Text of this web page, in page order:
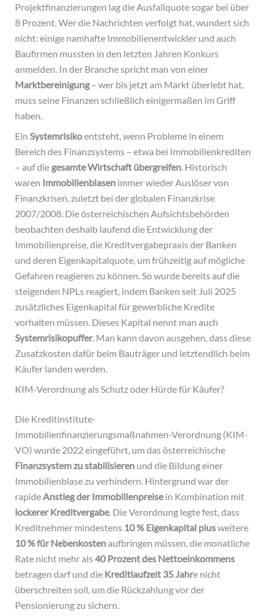
Projektfinanzierungen lag die Ausfallquote sogar bei über
8 Prozent. Wer die Nachrichten verfolgt hat, wundert sich
nicht: einige namhafte Immobilienentwickler und auch
Baufirmen mussten in den letzten Jahren Konkurs
anmelden. In der Branche spricht man von einer
Marktbereinigung– wer bis jetzt am Markt überlebt hat,
muss seine Finanzen schließlich einigermaßen im Griff
haben.
Ein Systemrisikoentsteht, wenn Probleme in einem
Bereich des Finanzsystems – etwa bei Immobilienkrediten
– auf die gesamte Wirtschaft übergreifen. Historisch
waren Immobilienblasenimmer wieder Auslöser von
Finanzkrisen, zuletzt bei der globalen Finanzkrise
2007/2008. Die österreichischen Aufsichtsbehörden
beobachten deshalb laufend die Entwicklung der
Immobilienpreise, die Kreditvergabepraxis der Banken
und deren Eigenkapitalquote, um frühzeitig auf mögliche
Gefahren reagieren zu können. So wurde bereits auf die
steigenden NPLs reagiert, indem Banken seit Juli 2025
zusätzliches Eigenkapital für gewerbliche Kredite
vorhalten müssen. Dieses Kapital nennt man auch
Systemrisikopuffer. Man kann davon ausgehen, dass diese
Zusatzkosten dafür beim Bauträger und letztendlich beim
Käufer landen werden.
KIM-Verordnung als Schutz oder Hürde für Käufer?
Die Kreditinstitute-
Immobilienfinanzierungsmaßnahmen-Verordnung (KIM-
VO) wurde 2022 eingeführt, um das österreichische
Finanzsystem zu stabilisierenund die Bildung einer
Immobilienblase zu verhindern. Hintergrund war der
rapideAnstieg der Immobilienpreisein Kombination mit
lockerer Kreditvergabe. Die Verordnung legte fest, dass
Kreditnehmer mindestens 10 % Eigenkapital plusweitere
10 % für Nebenkostenaufbringen müssen, die monatliche
Rate nicht mehr als40 Prozent des Nettoeinkommens
betragen darf und die Kreditlaufzeit 35 Jahre nicht
überschreiten soll, um die Rückzahlung vor der
Pensionierung zu sichern.